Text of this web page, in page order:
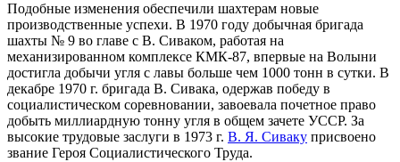
Подобные изменения обеспечили шахтерам новые
производственные успехи. В 1970 году добычная бригада
шахты № 9 во главе с В. Сиваком, работая на
механизированном комплексе КМК-87, впервые на Волыни
достигла добычи угля с лавы больше чем 1000 тонн в сутки. В
декабре 1970 г. бригада В. Сивака, одержав победу в
социалистическом соревновании, завоевала почетное право
добыть миллиардную тонну угля в общем зачете УССР. За
высокие трудовые заслуги в 1973 г. В. Я. Сиваку присвоено
звание Героя Социалистического Труда.